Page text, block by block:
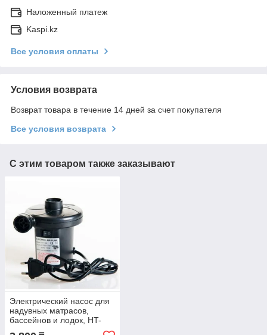
Наложенный платеж
Kaspi.kz
Все условия оплаты
Условия возврата
Возврат товара в течение 14 дней за счет покупателя
Все условия возврата
С этим товаром также заказывают
Электрический насос для
надувных матрасов,
бассейнов и лодок, HT-